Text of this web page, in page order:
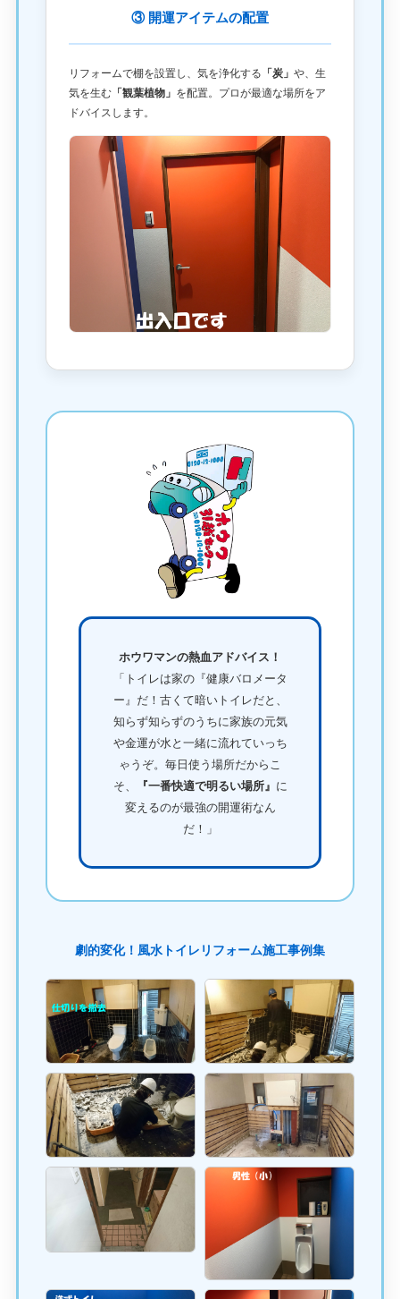
③ 開運アイテムの配置
リフォームで棚を設置し、気を浄化する 「炭」 や、生
気を生む「観葉植物」 を配置。プロが最適な場所をア
ドバイスします。
ホウワマンの熱血アドバイス！
「トイレは家の『健康バロメータ
ー』だ！古くて暗いトイレだと、
知らず知らずのうちに家族の元気
や金運が水と一緒に流れていっち
ゃうぞ。毎日使う場所だからこ
そ、
『一番快適で明るい場所』 に
変えるのが最強の開運術なん
だ！」
劇的変化！風水トイレリフォーム施工事例集